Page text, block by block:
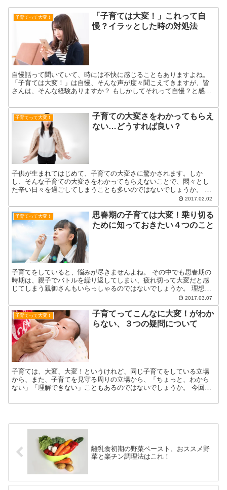
子育てって大変！
「子育ては大変！」これって自
慢？イラッとした時の対処法
自慢話って聞いていて、時には不快に感じることもありますよね。
「子育ては大変！」は自慢、そんな声が度々聞こえてきますが、皆
さんは、そんな経験ありますか？ もしかしてそれって自慢？と感じ
子育てって大変！
子育ての大変さをわかってもらえ
ない…どうすれば良い？
子供が生まれてはじめて、子育ての大変さに驚かされます。しか
し、そんな子育ての大変さをわかってもらえないことで、悶々とし
た辛い日々を過ごしてしまうことも多いのではないでしょうか。 ど
うすれば楽しく育児ができるのか、どうしたらこの辛さを理解し
て...
2017.02.02
子育てって大変！
思春期の子育ては大変！乗り切る
ために知っておきたい４つのこと
子育てをしていると、悩みが尽きませんよね。 その中でも思春期の
時期は、親子でバトルを繰り返してしまい、疲れ切って大変だと感
じてしまう親御さんもいらっしゃるのではないでしょうか。 理想を
求めながらも、挫折感を負いやすい思春期の子供たちを支える...
2017.03.07
子育てって大変！
子育てってこんなに大変！がわか
らない、３つの疑問について
子育ては、大変、大変！というけれど、同じ子育てをしている立場
から、また、子育てを見守る周りの立場から、「ちょっと、わから
ない」「理解できない」こともあるのではないでしょうか。 今回
離乳食初期の野菜ペースト、おススメ野
菜と楽チン調理法はこれ！